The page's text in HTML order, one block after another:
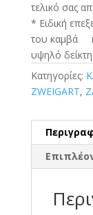
τελικό σας
* Ειδική
του καμβά
υψηλό
Κατηγορίες:
ZWEIGART,